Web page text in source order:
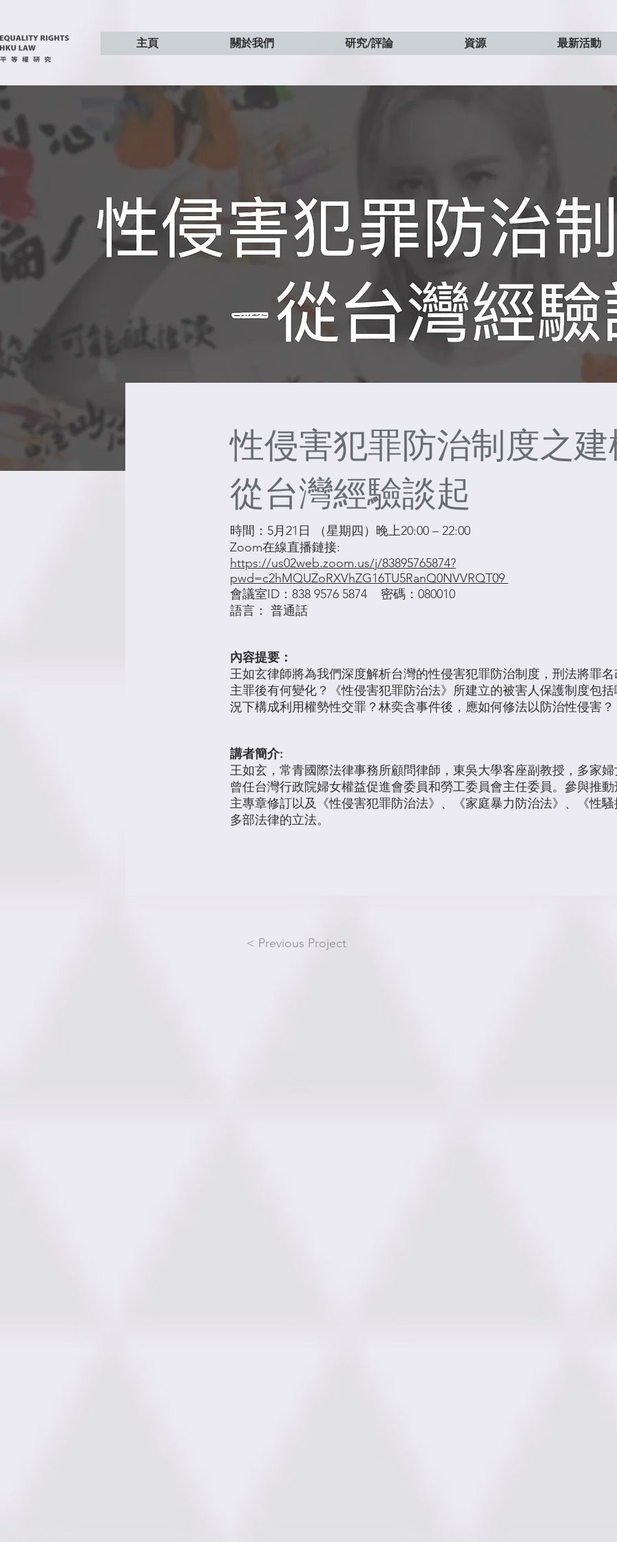
主頁 關於我們 研究/評論 資源 最新活動
性侵害犯罪防治制度之
從台灣經驗談起
時間：5月21日 （星期四）晚上20:00 – 22:00
Zoom在線直播鏈接:
https://us02web.zoom.us/j/83895765874?
pwd=c2hMQUZoRXVhZG16TU5RanQ0NVVRQT09
會議室ID：838 9576 5874 密碼：080010
語言： 普通話
內容提要：
王如玄律師將為我們深度解析台灣的性侵害犯罪防治制度，刑法將罪
主罪後有何變化？《性侵害犯罪防治法》所建立的被害人保護制度包
況下構成利用權勢性交罪？林奕含事件後，應如何修法以防治性侵害？
講者簡介:
王如玄，常青國際法律事務所顧問律師，東吳大學客座副教授，多家
曾任台灣行政院婦女權益促進會委員和勞工委員會主任委員。參與推
主專章修訂以及《性侵害犯罪防治法》、《家庭暴力防治法》、《性
多部法律的立法。
< Previous Project